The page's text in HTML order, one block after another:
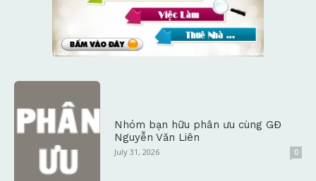
Nhóm bạn hữu phân ưu cùng GĐ
Nguyễn Văn Liên
July 31, 2026 0